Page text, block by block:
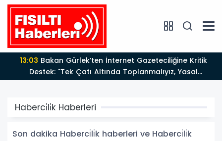
13:03Bakan Gürlek’ten İnternet Gazeteciliğine Kritik
Destek: "Tek Çatı Altında Toplanmalıyız, Yasal
Düzenlemeye Hazırız"
Haberci̇li̇k Haberleri
Son dakika Haberci̇li̇k haberleri ve Haberci̇li̇k